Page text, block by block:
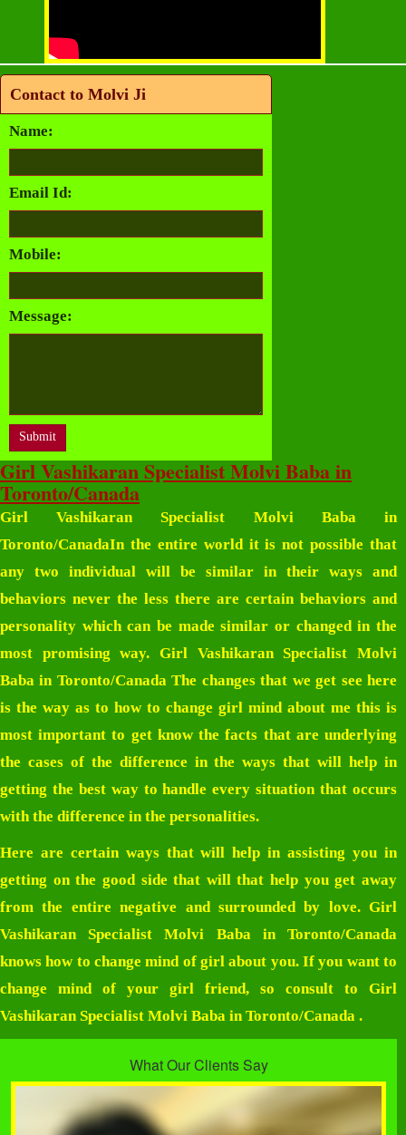
Contact to Molvi Ji
Name:
Email Id:
Mobile:
Message:
Girl Vashikaran Specialist Molvi Baba in
Toronto/Canada
Girl Vashikaran Specialist Molvi Baba in
Toronto/CanadaIn the entire world it is not possible that
any two individual will be similar in their ways and
behaviors never the less there are certain behaviors and
personality which can be made similar or changed in the
most promising way. Girl Vashikaran Specialist Molvi
Baba in Toronto/CanadaThe changes that we get see here
is the way as to how to change girl mind about me this is
most important to get know the facts that are underlying
the cases of the difference in the ways that will help in
getting the best way to handle every situation that occurs
with the difference in the personalities.
Here are certain ways that will help in assisting you in
getting on the good side that will that help you get away
from the entire negative and surrounded by love. Girl
Vashikaran Specialist Molvi Baba in Toronto/Canada
knows how to change mind of girl about you. If you want to
change mind of your girl friend, so consult to Girl
Vashikaran Specialist Molvi Baba in Toronto/Canada .
What Our Clients Say